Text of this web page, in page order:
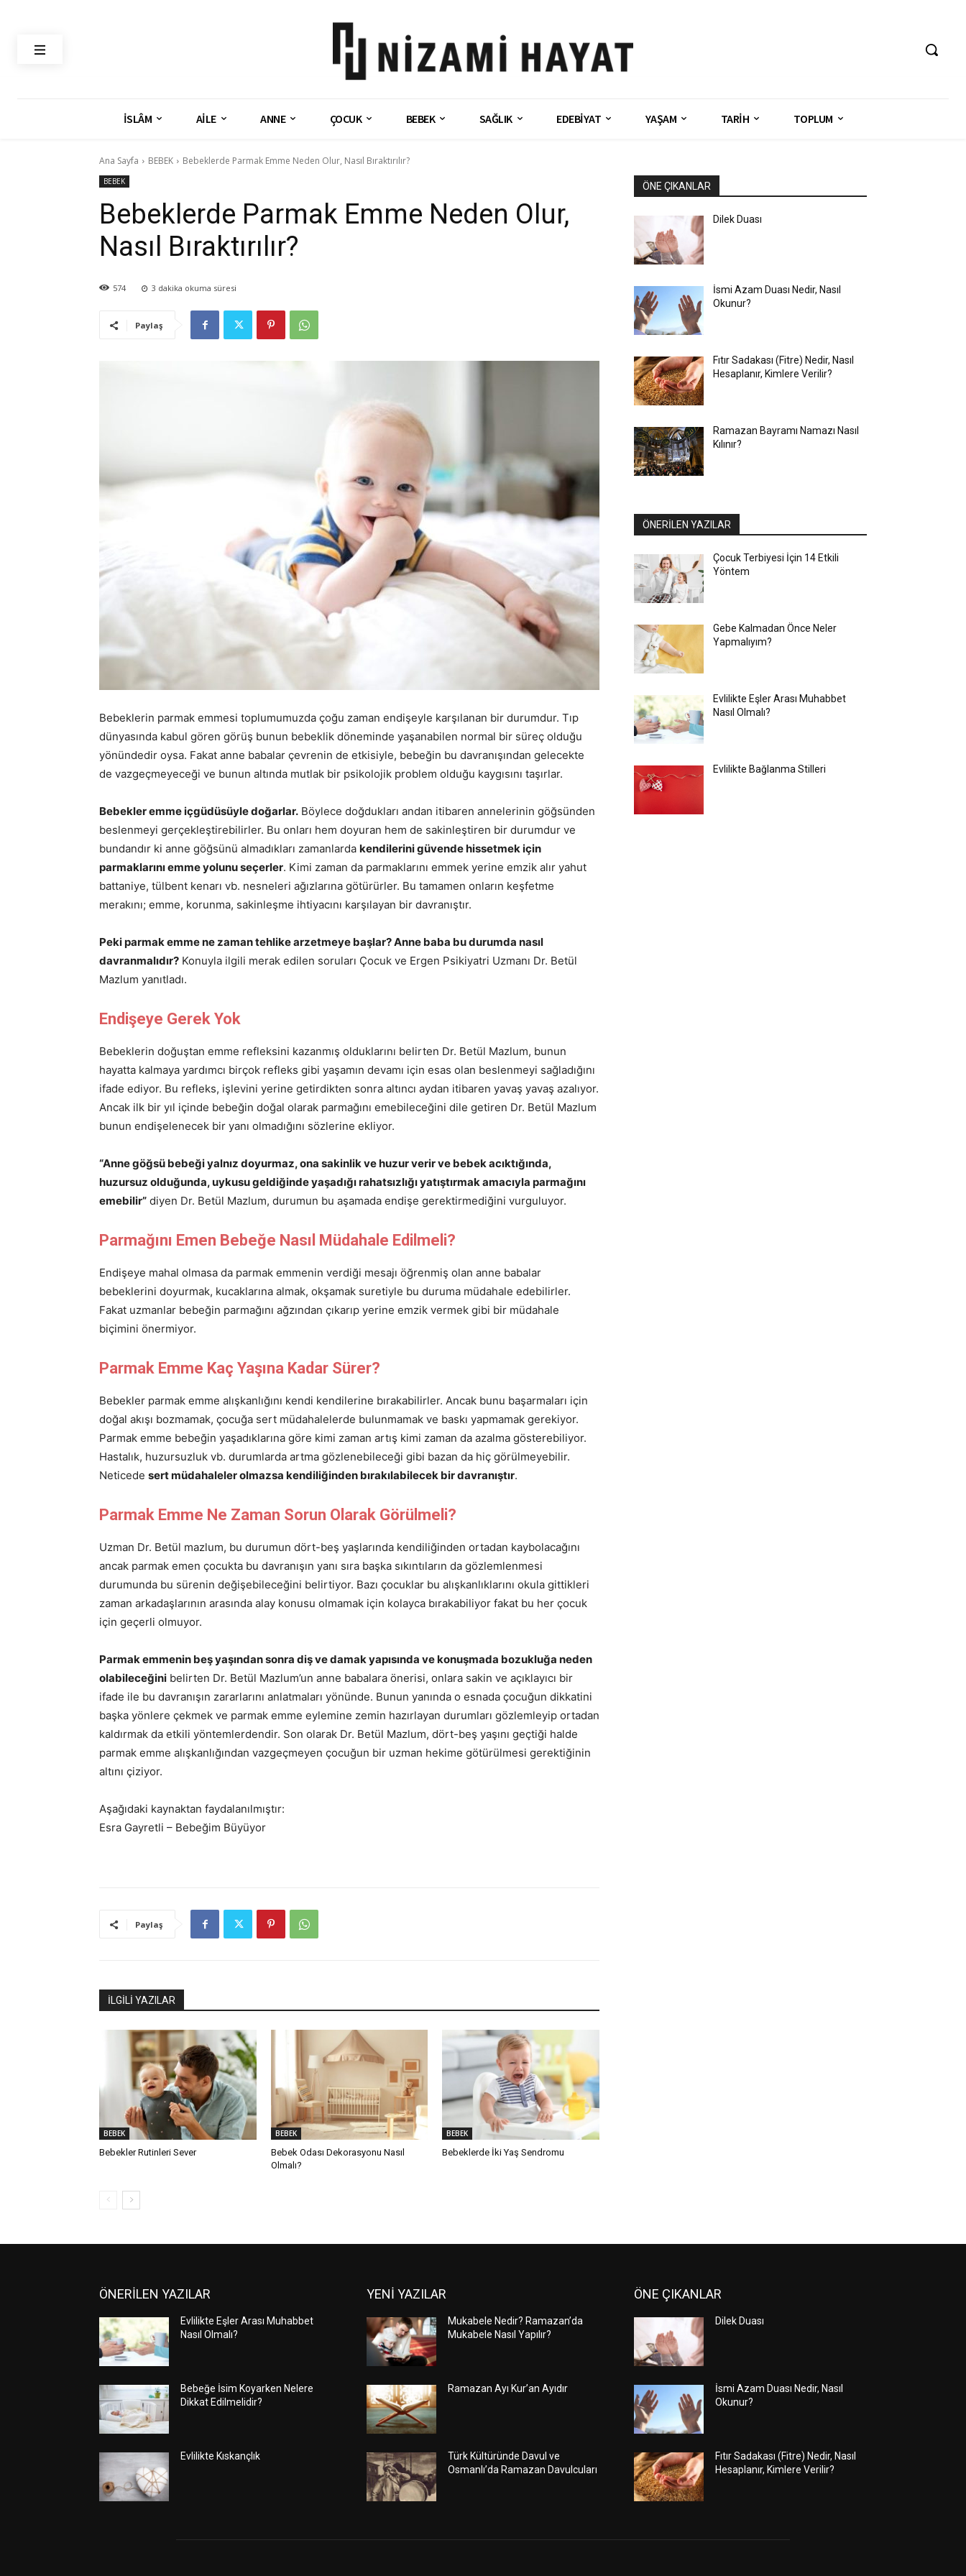
İSLÂM AİLE ANNE ÇOCUK BEBEK SAĞLIK EDEBİYAT YAŞAM TARİH TOPLUM
Ana Sayfa BEBEK Bebeklerde Parmak Emme Neden Olur, Nasıl Bıraktırılır?
BEBEK
Bebeklerde Parmak Emme Neden Olur,
Nasıl Bıraktırılır?
574 3 dakika okuma süresi
Paylaş
Bebeklerin parmak emmesi toplumumuzda çoğu zaman endişeyle karşılanan bir durumdur. Tıp
dünyasında kabul gören görüş bunun bebeklik döneminde yaşanabilen normal bir süreç olduğu
yönündedir oysa. Fakat anne babalar çevrenin de etkisiyle, bebeğin bu davranışından gelecekte
de vazgeçmeyeceği ve bunun altında mutlak bir psikolojik problem olduğu kaygısını taşırlar.
Bebekler emme içgüdüsüyle doğarlar. Böylece doğdukları andan itibaren annelerinin göğsünden
beslenmeyi gerçekleştirebilirler. Bu onları hem doyuran hem de sakinleştiren bir durumdur ve
bundandır ki anne göğsünü almadıkları zamanlarda kendilerini güvende hissetmek için
parmaklarını emme yolunu seçerler. Kimi zaman da parmaklarını emmek yerine emzik alır yahut
battaniye, tülbent kenarı vb. nesneleri ağızlarına götürürler. Bu tamamen onların keşfetme
merakını; emme, korunma, sakinleşme ihtiyacını karşılayan bir davranıştır.
Peki parmak emme ne zaman tehlike arzetmeye başlar? Anne baba bu durumda nasıl
davranmalıdır? Konuyla ilgili merak edilen soruları Çocuk ve Ergen Psikiyatri Uzmanı Dr. Betül
Mazlum yanıtladı.
Endişeye Gerek Yok
Bebeklerin doğuştan emme refleksini kazanmış olduklarını belirten Dr. Betül Mazlum, bunun
hayatta kalmaya yardımcı birçok refleks gibi yaşamın devamı için esas olan beslenmeyi sağladığını
ifade ediyor. Bu refleks, işlevini yerine getirdikten sonra altıncı aydan itibaren yavaş yavaş azalıyor.
Ancak ilk bir yıl içinde bebeğin doğal olarak parmağını emebileceğini dile getiren Dr. Betül Mazlum
bunun endişelenecek bir yanı olmadığını sözlerine ekliyor.
“Anne göğsü bebeği yalnız doyurmaz, ona sakinlik ve huzur verir ve bebek acıktığında,
huzursuz olduğunda, uykusu geldiğinde yaşadığı rahatsızlığı yatıştırmak amacıyla parmağını
emebilir” diyen Dr. Betül Mazlum, durumun bu aşamada endişe gerektirmediğini vurguluyor.
Parmağını Emen Bebeğe Nasıl Müdahale Edilmeli?
Endişeye mahal olmasa da parmak emmenin verdiği mesajı öğrenmiş olan anne babalar
bebeklerini doyurmak, kucaklarına almak, okşamak suretiyle bu duruma müdahale edebilirler.
Fakat uzmanlar bebeğin parmağını ağzından çıkarıp yerine emzik vermek gibi bir müdahale
biçimini önermiyor.
Parmak Emme Kaç Yaşına Kadar Sürer?
Bebekler parmak emme alışkanlığını kendi kendilerine bırakabilirler. Ancak bunu başarmaları için
doğal akışı bozmamak, çocuğa sert müdahalelerde bulunmamak ve baskı yapmamak gerekiyor.
Parmak emme bebeğin yaşadıklarına göre kimi zaman artış kimi zaman da azalma gösterebiliyor.
Hastalık, huzursuzluk vb. durumlarda artma gözlenebileceği gibi bazan da hiç görülmeyebilir.
Neticede sert müdahaleler olmazsa kendiliğinden bırakılabilecek bir davranıştır.
Parmak Emme Ne Zaman Sorun Olarak Görülmeli?
Uzman Dr. Betül mazlum, bu durumun dört-beş yaşlarında kendiliğinden ortadan kaybolacağını
ancak parmak emen çocukta bu davranışın yanı sıra başka sıkıntıların da gözlemlenmesi
durumunda bu sürenin değişebileceğini belirtiyor. Bazı çocuklar bu alışkanlıklarını okula gittikleri
zaman arkadaşlarının arasında alay konusu olmamak için kolayca bırakabiliyor fakat bu her çocuk
için geçerli olmuyor.
Parmak emmenin beş yaşından sonra diş ve damak yapısında ve konuşmada bozukluğa neden
olabileceğini belirten Dr. Betül Mazlum’un anne babalara önerisi, onlara sakin ve açıklayıcı bir
ifade ile bu davranışın zararlarını anlatmaları yönünde. Bunun yanında o esnada çocuğun dikkatini
başka yönlere çekmek ve parmak emme eylemine zemin hazırlayan durumları gözlemleyip ortadan
kaldırmak da etkili yöntemlerdendir. Son olarak Dr. Betül Mazlum, dört-beş yaşını geçtiği halde
parmak emme alışkanlığından vazgeçmeyen çocuğun bir uzman hekime götürülmesi gerektiğinin
altını çiziyor.
Aşağıdaki kaynaktan faydalanılmıştır:
Esra Gayretli – Bebeğim Büyüyor
Paylaş
İLGİLİ YAZILAR
BEBEK
Bebekler Rutinleri Sever
BEBEK
Bebek Odası Dekorasyonu Nasıl
Olmalı?
BEBEK
Bebeklerde İki Yaş Sendromu
ÖNE ÇIKANLAR
Dilek Duası
İsmi Azam Duası Nedir, Nasıl
Okunur?
Fıtır Sadakası (Fitre) Nedir, Nasıl
Hesaplanır, Kimlere Verilir?
Ramazan Bayramı Namazı Nasıl
Kılınır?
ÖNERİLEN YAZILAR
Çocuk Terbiyesi İçin 14 Etkili
Yöntem
Gebe Kalmadan Önce Neler
Yapmalıyım?
Evlilikte Eşler Arası Muhabbet
Nasıl Olmalı?
Evlilikte Bağlanma Stilleri
ÖNERİLEN YAZILAR
Evlilikte Eşler Arası Muhabbet
Nasıl Olmalı?
Bebeğe İsim Koyarken Nelere
Dikkat Edilmelidir?
Evlilikte Kıskançlık
YENİ YAZILAR
Mukabele Nedir? Ramazan’da
Mukabele Nasıl Yapılır?
Ramazan Ayı Kur’an Ayıdır
Türk Kültüründe Davul ve
Osmanlı’da Ramazan Davulcuları
ÖNE ÇIKANLAR
Dilek Duası
İsmi Azam Duası Nedir, Nasıl
Okunur?
Fıtır Sadakası (Fitre) Nedir, Nasıl
Hesaplanır, Kimlere Verilir?